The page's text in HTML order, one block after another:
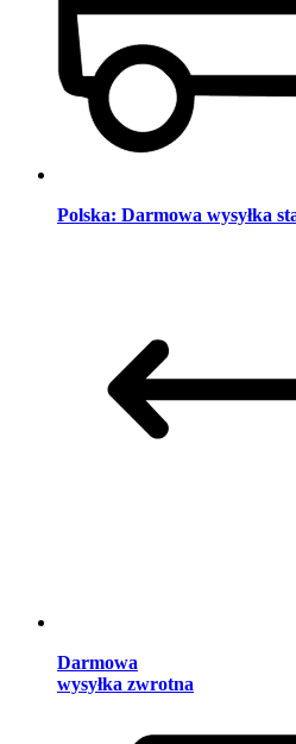
Polska: Darmowa wysyłka
Darmowa
wysyłka zwrotna